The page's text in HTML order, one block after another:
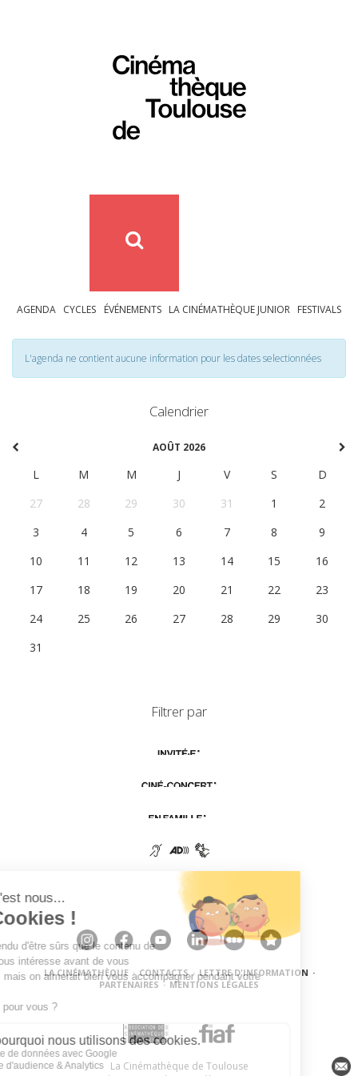
AGENDA CYCLES ÉVÉNEMENTS LA CINÉMATHÈQUE JUNIOR FESTIVALS
L'agenda ne contient aucune information pour les dates selectionnées
Calendrier
AOÛT 2026
L M M J V S
D
27
28 29 30 31 1
2
3
4 5 6 7 8
9
10
11 12 13 14 15
16
17
18 19 20 21 22
23
24
25 26 27 28 29
30
31
Filtrer par
LA CINÉMATHÈQUE · CONTACTS · LETTRE D'INFORMATION ·
PARTENAIRES · MENTIONS LÉGALES
La Cinémathèque de Toulouse